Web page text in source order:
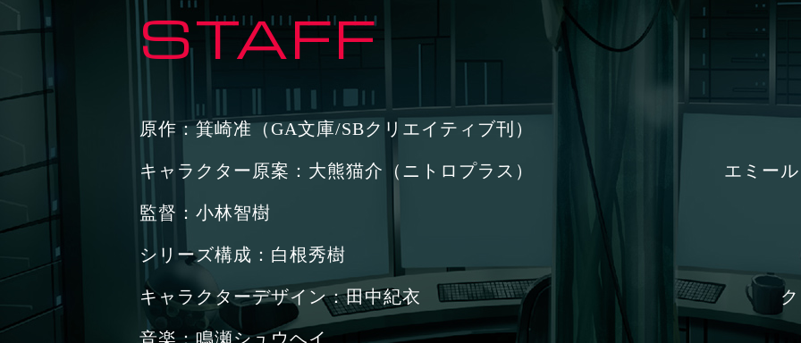
STAFF
原作：箕崎准（GA文庫/SBクリエイティブ刊）
キャラクター原案：大熊猫介（ニトロプラス）
監督：小林智樹
シリーズ構成：白根秀樹
キャラクターデザイン：田中紀衣
音楽：鳴瀬シュウヘイ
エミー